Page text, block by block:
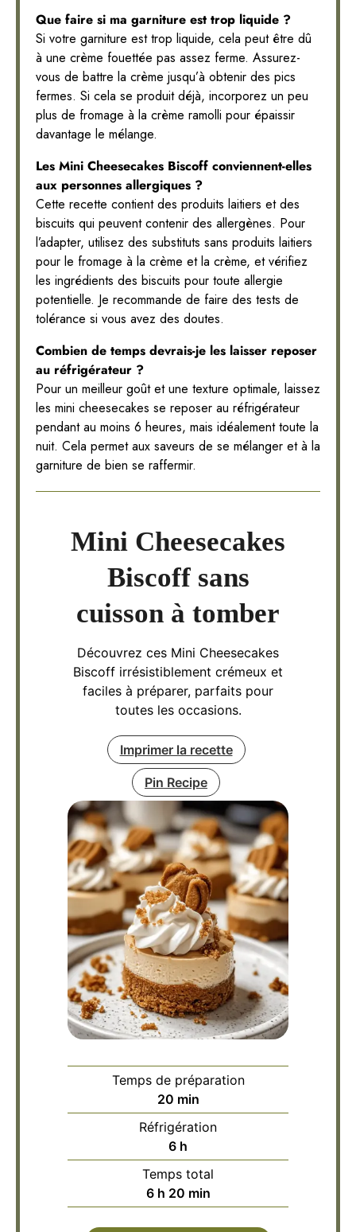
Que faire si ma garniture est trop liquide ?
Si votre garniture est trop liquide, cela peut être dû
à une crème fouettée pas assez ferme. Assurez-
vous de battre la crème jusqu’à obtenir des pics
fermes. Si cela se produit déjà, incorporez un peu
plus de fromage à la crème ramolli pour épaissir
davantage le mélange.
Les Mini Cheesecakes Biscoff conviennent-elles
aux personnes allergiques ?
Cette recette contient des produits laitiers et des
biscuits qui peuvent contenir des allergènes. Pour
l’adapter, utilisez des substituts sans produits laitiers
pour le fromage à la crème et la crème, et vérifiez
les ingrédients des biscuits pour toute allergie
potentielle. Je recommande de faire des tests de
tolérance si vous avez des doutes.
Combien de temps devrais-je les laisser reposer
au réfrigérateur ?
Pour un meilleur goût et une texture optimale, laissez
les mini cheesecakes se reposer au réfrigérateur
pendant au moins 6 heures, mais idéalement toute la
nuit. Cela permet aux saveurs de se mélanger et à la
garniture de bien se raffermir.
Mini Cheesecakes
Biscoff sans
cuisson à tomber
Découvrez ces Mini Cheesecakes
Biscoff irrésistiblement crémeux et
faciles à préparer, parfaits pour
toutes les occasions.
Imprimer la recette
Pin Recipe
Temps de préparation
20minutes
min
Réfrigération
6heures
h
Temps total
6heures
h 20minutes
min